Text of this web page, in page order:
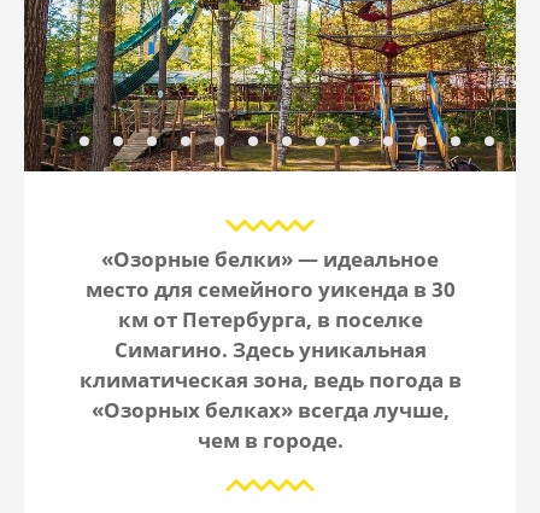
«Озорные белки» — идеальное
место для семейного уикенда в 30
км от Петербурга, в поселке
Симагино. Здесь уникальная
климатическая зона, ведь погода в
«Озорных белках» всегда лучше,
чем в городе.